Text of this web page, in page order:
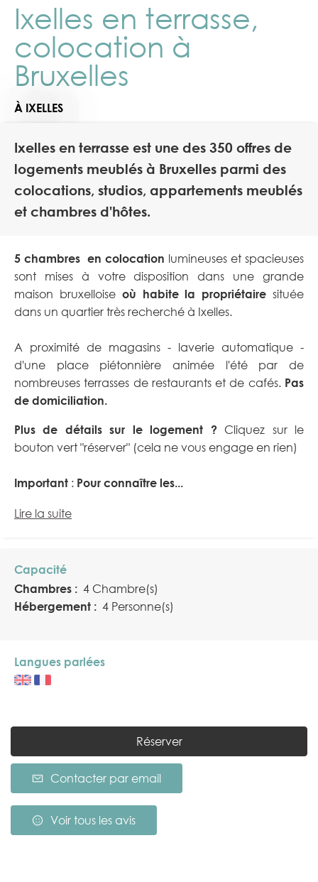
Ixelles en terrasse,
colocation à
Bruxelles
À IXELLES
Ixelles en terrasse est une des 350 offres de
logements meublés à Bruxelles parmi des
colocations, studios, appartements meublés
et chambres d'hôtes.
5 chambres en colocation lumineuses et spacieuses
sont mises à votre disposition dans une grande
maison bruxelloise où habite la propriétaire située
dans un quartier très recherché à Ixelles.
A proximité de magasins - laverie automatique -
d'une place piétonnière animée l'été par de
nombreuses terrasses de restaurants et de cafés.Pas
de domiciliation.
Plus de détails sur le logement ? Cliquez sur le
bouton vert "réserver" (cela ne vous engage en rien)
Important : Pour connaître les...
Lire la suite
Capacité
Chambres : 4 Chambre(s)
Hébergement : 4 Personne(s)
Langues parlées
Réserver
Contacter par email
Voir tous les avis